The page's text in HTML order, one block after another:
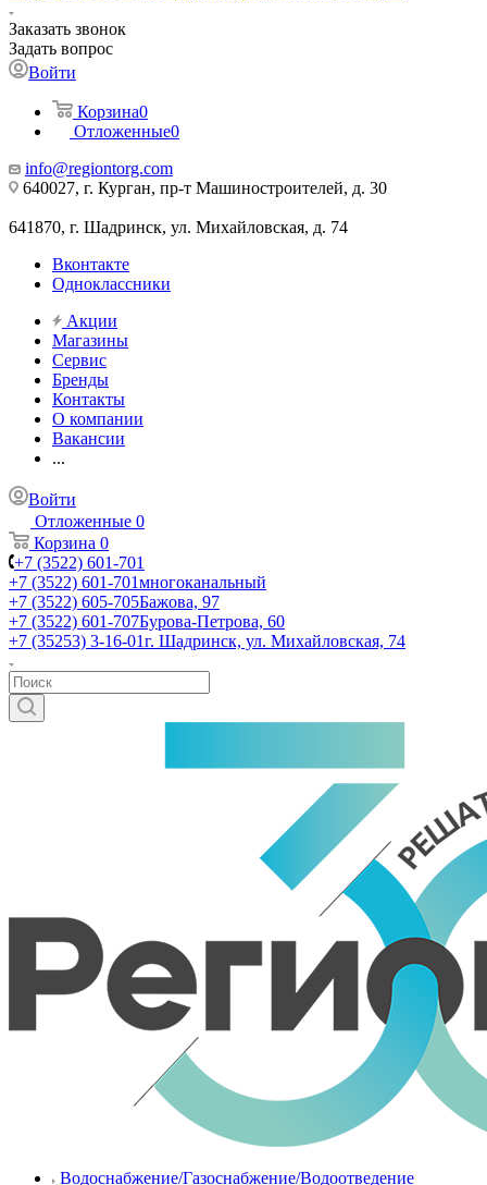
Заказать звонок
Задать вопрос
Войти
Корзина0
Отложенные0
info@regiontorg.com
640027, г. Курган, пр-т Машиностроителей, д. 30
641870, г. Шадринск, ул. Михайловская, д. 74
Вконтакте
Одноклассники
Акции
Магазины
Сервис
Бренды
Контакты
О компании
Вакансии
...
Войти
Отложенные 0
Корзина 0
+7 (3522) 601-701
+7 (3522) 601-701многоканальный
+7 (3522) 605-705Бажова, 97
+7 (3522) 601-707Бурова-Петрова, 60
+7 (35253) 3-16-01г. Шадринск, ул. Михайловская, 74
Водоснабжение/Газоснабжение/Водоотведение